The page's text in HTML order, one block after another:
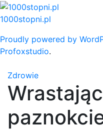
Skip
to
1000stopni.pl
Proudly powered by
Profoxstudio.
Zdrowie